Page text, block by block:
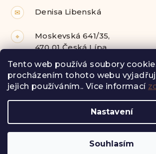
Tento web používá soubory
procházením tohoto webu
jejich používáním.. Více informací
Nastavení
Souhlasím
✉ Denisa Libenská
⌖
Moskevská 641/35,
470 01 Česká Lípa
Facebook Instagram
vyhrazena.
Vytvořil Shoptet